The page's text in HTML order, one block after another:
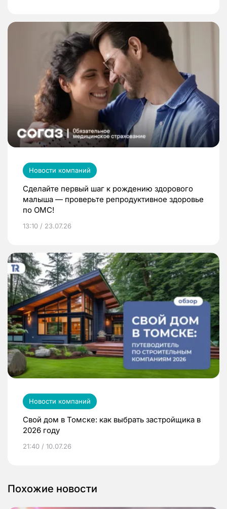
Новости компаний
Сделайте первый шаг к рождению здорового
малыша — проверьте репродуктивное здоровье
по ОМС!
13:10 / 23.07.26
Новости компаний
Свой дом в Томске: как выбрать застройщика в
2026 году
21:40 / 10.07.26
Похожие новости